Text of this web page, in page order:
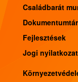
Családbarát
Dokumentumtár
Fejlesztések
Jogi nyilatkozat